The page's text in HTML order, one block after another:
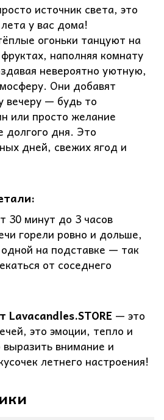
источник света, это
у вас дома!
огоньки танцуют на
наполняя комнату
невероятно уютную,
Они добавят
вечеру — будь то
или просто желание
долгого дня. Это
дней, свежих ягод и
30 минут до 3 часов
горели ровно и дольше,
на подставке — так
от соседнего
Lavacandles.STORE — это
это эмоции, тепло и
внимание и
летнего настроения!